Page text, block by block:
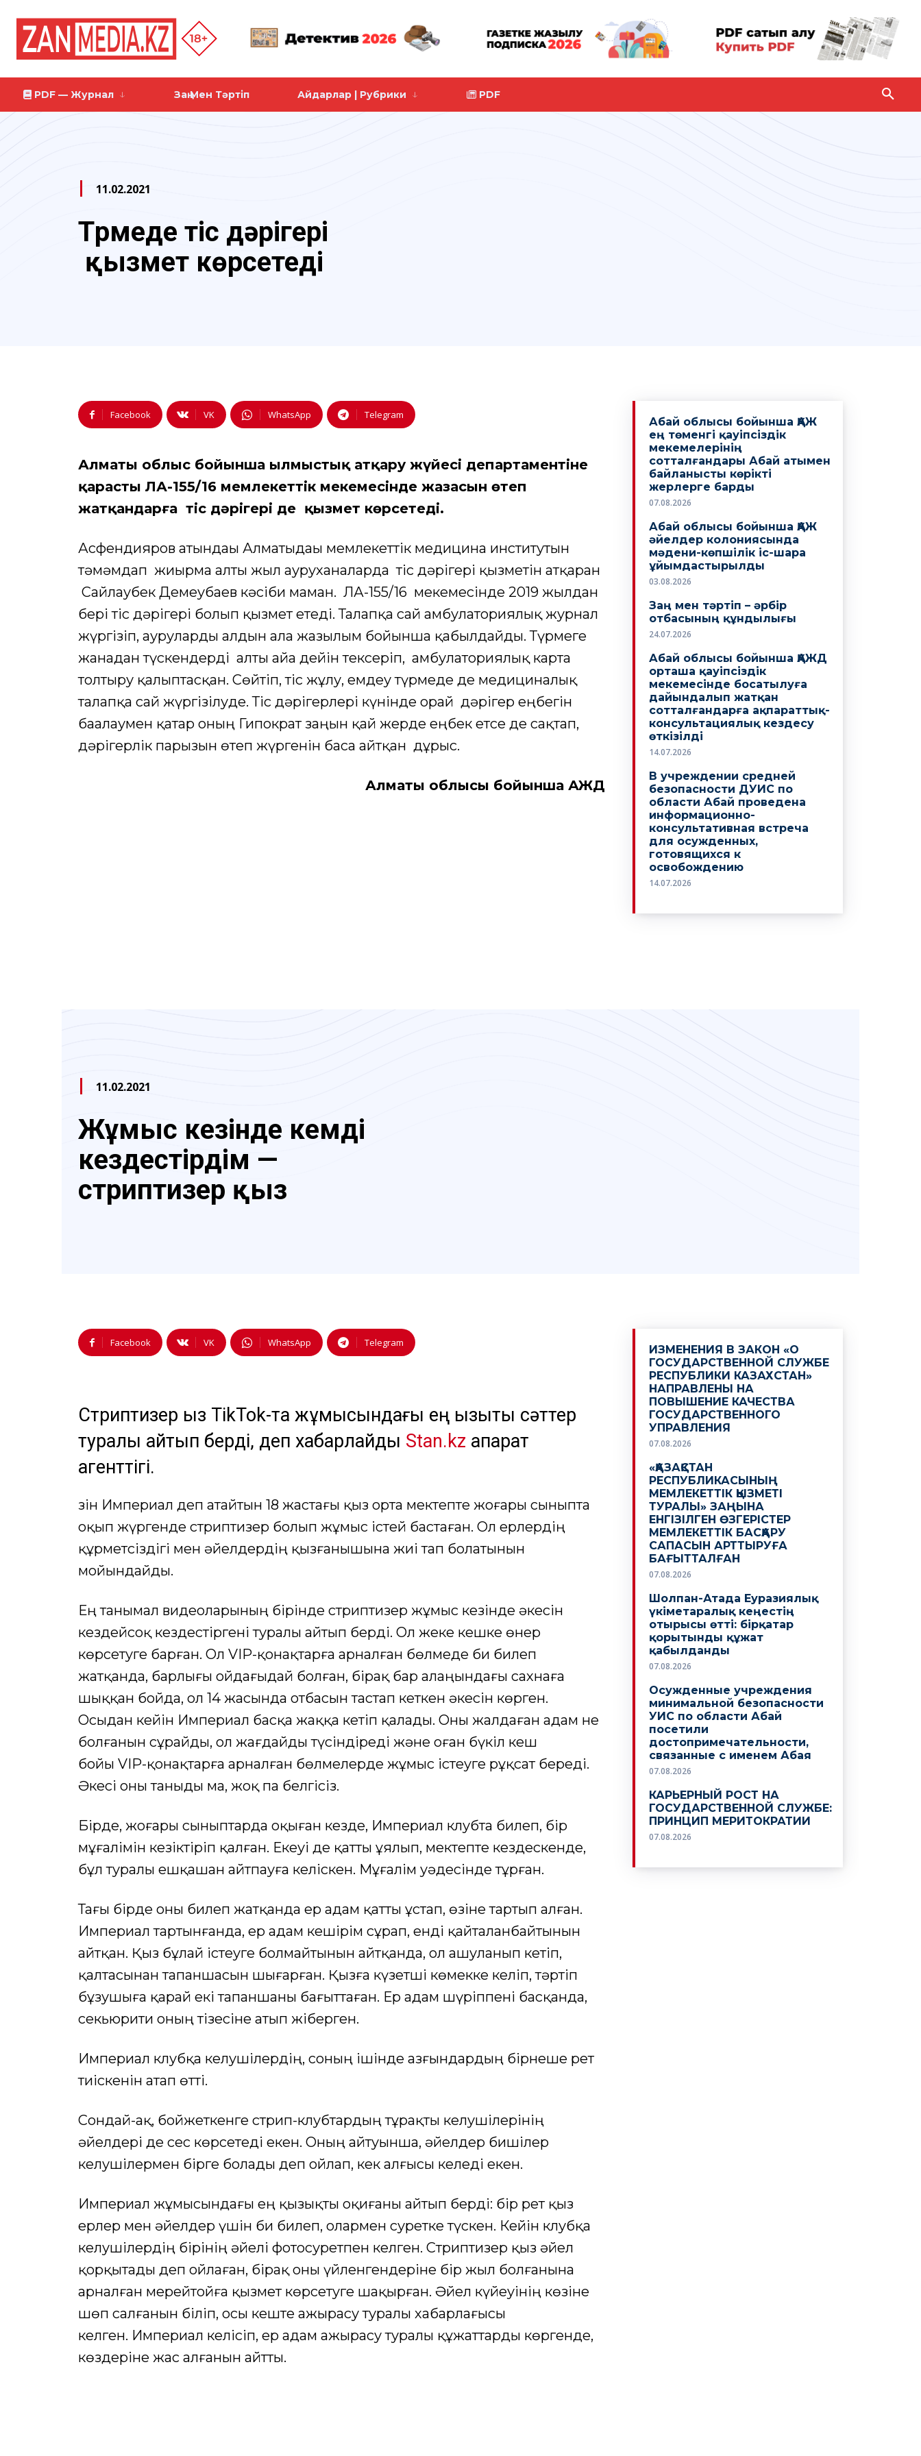
PDF — Журнал Заң Мен Тәртіп Айдарлар | Рубрики PDF
11.02.2021
Түрмеде тіс дәрігері
қызмет көрсетеді
Facebook VK WhatsApp Telegram
Алматы облыс бойынша Қылмыстық атқару жүйесі департаментіне
қарасты ЛА-155/16 мемлекеттік мекемесінде жазасын өтеп
жатқандарға тіс дәрігері де қызмет көрсетеді.
Асфендияров атындағы Алматыдағы мемлекеттік медицина институтын
тәмәмдап жиырма алты жыл ауруханаларда тіс дәрігері қызметін атқарған
Сайлаубек Демеубаев кәсіби маман. ЛА-155/16 мекемесінде 2019 жылдан
бері тіс дәрігері болып қызмет етеді. Талапқа сай амбулаториялық журнал
жүргізіп, ауруларды алдын ала жазылым бойынша қабылдайды. Түрмеге
жанадан түскендерді алты айға дейін тексеріп, амбулаториялық карта
толтыру қалыптасқан. Сөйтіп, тіс жұлу, емдеу түрмеде де медициналық
талапқа сай жүргізілуде. Тіс дәрігерлері күнінде орай дәрігер еңбегін
бағалаумен қатар оның Гипократ заңын қай жерде еңбек етсе де сақтап,
дәрігерлік парызын өтеп жүргенін баса айтқан дұрыс.
Алматы облысы бойынша ҚАЖД
Абай облысы бойынша ҚАЖ
ең төменгі қауіпсіздік
мекемелерінің
сотталғандары Абай атымен
байланысты көрікті
жерлерге барды
07.08.2026
Абай облысы бойынша ҚАЖ
әйелдер колониясында
мәдени-көпшілік іс-шара
ұйымдастырылды
03.08.2026
Заң мен тәртіп – әрбір
отбасының құндылығы
24.07.2026
Абай облысы бойынша ҚАЖД
орташа қауіпсіздік
мекемесінде босатылуға
дайындалып жатқан
сотталғандарға ақпараттық-
консультациялық кездесу
өткізілді
14.07.2026
В учреждении средней
безопасности ДУИС по
области Абай проведена
информационно-
консультативная встреча
для осужденных,
готовящихся к
освобождению
14.07.2026